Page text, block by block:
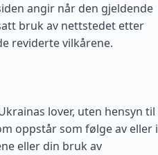
angir når den gjeldende
bruk av nettstedet etter
reviderte vilkårene.
lover, uten hensyn til
oppstår som følge av eller i
eller din bruk av